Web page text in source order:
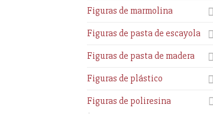
Figuras de marmolina
Figuras de pasta de escayola
Figuras de pasta de madera
Figuras de plástico
Figuras de poliresina